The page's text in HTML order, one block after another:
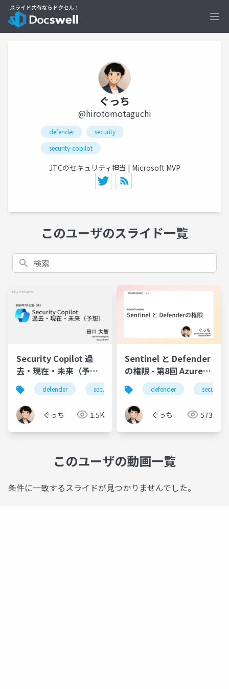
ぐっち
@hirotomotaguchi
defender
security
security-copilot
JTCのセキュリティ担当 | Microsoft MVP
このユーザのスライド一覧
検索
Security Copilot 過
去・現在・未来（予
想）
defender security security-copilot なん
ぐっち 1.5K
Sentinel と Defender
の権限 - 第8回 Azure
Travelers 勉強会 仙台
の旅
defender security
ぐっち 573
このユーザの動画一覧
条件に一致するスライドが見つかりませんでした。